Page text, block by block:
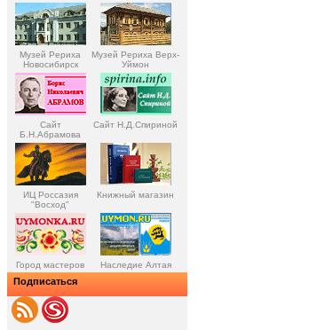
Музей Рериха
Новосибирск
Музей Рериха Верх-
Уймон
Сайт
Б.Н.Абрамова
Сайт Н.Д.Спириной
ИЦ Россазия
"Восход"
Книжный магазин
Город мастеров Наследие Алтая
Подписаться